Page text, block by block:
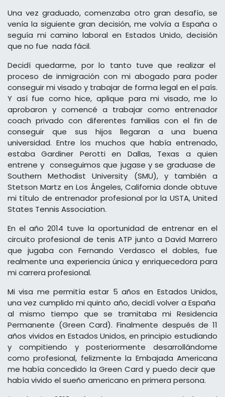
Una vez graduado, comenzaba otro gran desafío, se
venía la siguiente gran decisión, me volvía a España o
seguía mi camino laboral en Estados Unido, decisión
que no fue nada fácil.
Decidí quedarme, por lo tanto tuve que realizar el
proceso de inmigración con mi abogado para poder
conseguir mi visado y trabajar de forma legal en el país.
Y así fue como hice, aplique para mi visado, me lo
aprobaron y comencé a trabajar como entrenador
coach privado con diferentes familias con el fin de
conseguir que sus hijos llegaran a una buena
universidad. Entre los muchos que había entrenado,
estaba Gardiner Perotti en Dallas, Texas a quien
entrene y conseguimos que jugase y se graduase de
Southern Methodist University (SMU), y también a
Stetson Martz en Los Ángeles, California donde obtuve
mi título de entrenador profesional por la USTA, United
States Tennis Association.
En el año 2014 tuve la oportunidad de entrenar en el
circuito profesional de tenis ATP junto a David Marrero
que jugaba con Fernando Verdasco el dobles, fue
realmente una experiencia única y enriquecedora para
mi carrera profesional.
Mi visa me permitía estar 5 años en Estados Unidos,
una vez cumplido mi quinto año, decidí volver a España
al mismo tiempo que se tramitaba mi Residencia
Permanente (Green Card). Finalmente después de 11
años vividos en Estados Unidos, en principio estudiando
y compitiendo y posteriormente desarrollándome
como profesional, felizmente la Embajada Americana
me había concedido la Green Card y puedo decir que
había vivido el sueño americano en primera persona.